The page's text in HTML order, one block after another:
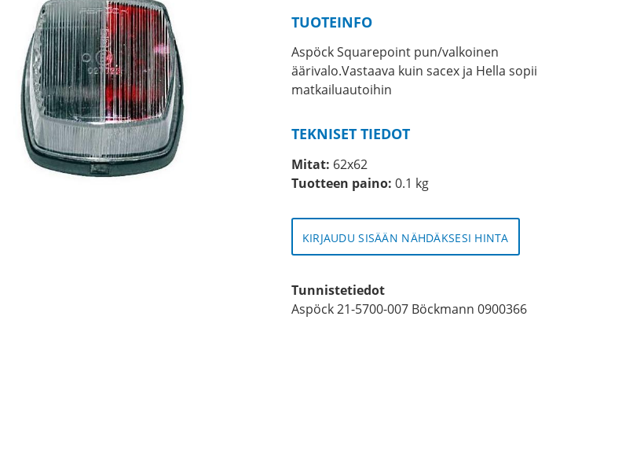
TUOTEINFO
Aspöck Squarepoint pun/valkoinen
äärivalo.Vastaava kuin sacex ja Hella sopii
matkailuautoihin
TEKNISET TIEDOT
Mitat: 62x62
Tuotteen paino: 0.1 kg
KIRJAUDU SISÄÄN NÄHDÄKSESI HINTA
Tunnistetiedot
Aspöck 21-5700-007 Böckmann 0900366